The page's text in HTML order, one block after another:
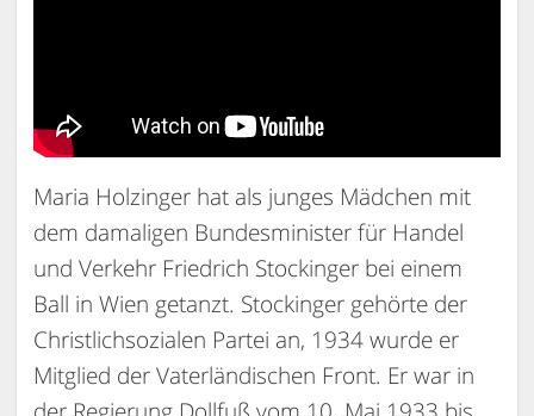
Maria Holzinger hat als junges Mädchen mit
dem damaligen Bundesminister für Handel
und Verkehr Friedrich Stockinger bei einem
Ball in Wien getanzt. Stockinger gehörte der
Christlichsozialen Partei an, 1934 wurde er
Mitglied der Vaterländischen Front. Er war in